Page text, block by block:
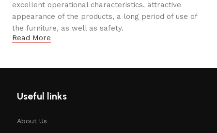
excellent operational characteristics, attractive
appearance of the products, a long period of use of
the furniture, as well as safety.
Read More
Useful links
About Us